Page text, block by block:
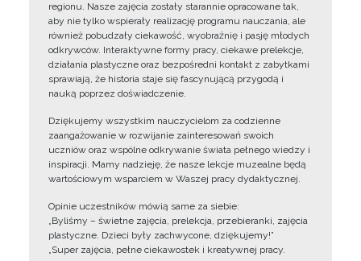
regionu. Nasze zajęcia zostały starannie opracowane tak,
aby nie tylko wspierały realizację programu nauczania, ale
również pobudzały ciekawość, wyobraźnię i pasję młodych
odkrywców. Interaktywne formy pracy, ciekawe prelekcje,
działania plastyczne oraz bezpośredni kontakt z zabytkami
sprawiają, że historia staje się fascynującą przygodą i
nauką poprzez doświadczenie.
Dziękujemy wszystkim nauczycielom za codzienne
zaangażowanie w rozwijanie zainteresowań swoich
uczniów oraz wspólne odkrywanie świata pełnego wiedzy i
inspiracji. Mamy nadzieję, że nasze lekcje muzealne będą
wartościowym wsparciem w Waszej pracy dydaktycznej.
Opinie uczestników mówią same za siebie:
„Byliśmy – świetne zajęcia, prelekcja, przebieranki, zajęcia
plastyczne. Dzieci były zachwycone, dziękujemy!”
„Super zajęcia, pełne ciekawostek i kreatywnej pracy.